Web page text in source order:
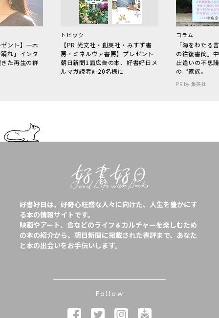
ント】一木
れ」インタ
た再生の群
トピック
【PR 光文社・創英社・みすず書
房・ミネルヴァ書房】プレゼント
朝日新聞1面広告の本、好書好日メ
ルマガ読者計20名様に
コラム
「海をわた
の往復書簡」
出逢いの不思
の〝家族〟
PR by 集英社
好書好日は、好奇心旺盛な人々に向けた、人生を豊かにす
る本の情報サイトです。
映画やアート、食などのライフ＆カルチャーを楽しむため
の本の紹介から、朝日新聞に掲載された書評まで、あなた
と本の出会いをお手伝いします。
Follow